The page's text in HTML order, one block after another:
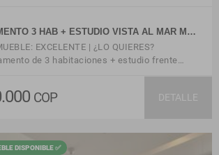
3 HAB + ESTUDIO VISTA AL MAR M…
EXCELENTE | ¿LO QUIERES?
de 3 habitaciones + estudio frente…
COP DETALLE
DISPONIBLE ✅